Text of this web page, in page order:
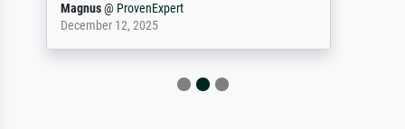
Dr.@ProvenExpert
February 3, 2026